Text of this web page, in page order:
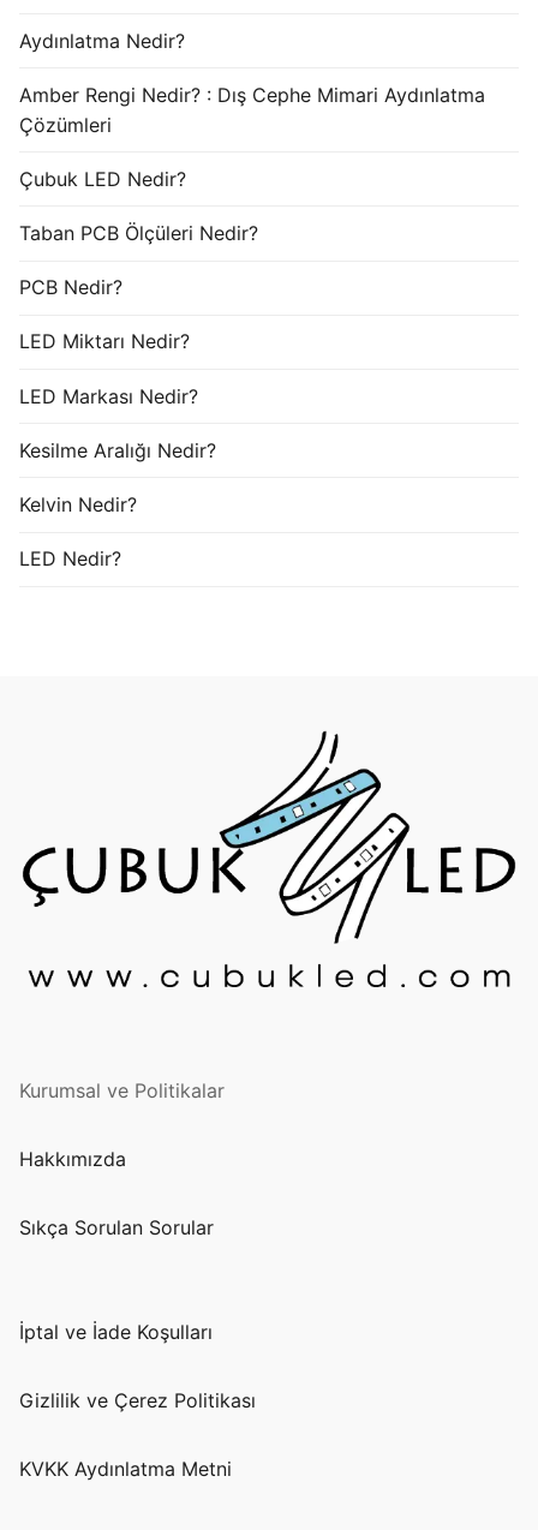
Aydınlatma Nedir?
Amber Rengi Nedir? : Dış Cephe Mimari Aydınlatma
Çözümleri
Çubuk LED Nedir?
Taban PCB Ölçüleri Nedir?
PCB Nedir?
LED Miktarı Nedir?
LED Markası Nedir?
Kesilme Aralığı Nedir?
Kelvin Nedir?
LED Nedir?
Kurumsal ve Politikalar
Hakkımızda
Sıkça Sorulan Sorular
İptal ve İade Koşulları
Gizlilik ve Çerez Politikası
KVKK Aydınlatma Metni